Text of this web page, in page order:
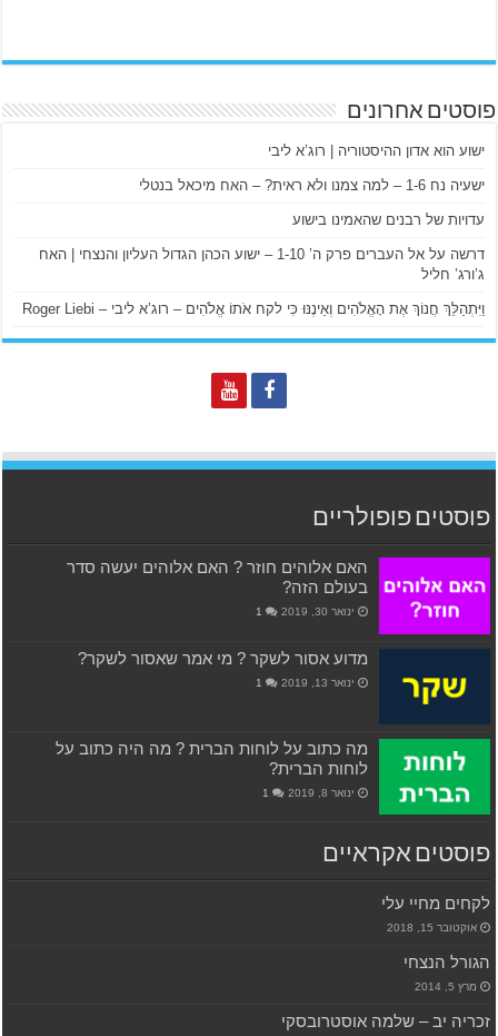
פוסטים אחרונים
ישוע הוא אדון ההיסטוריה | רוג’א ליבי
ישעיה נח 1-6 – למה צמנו ולא ראית? – האח מיכאל בנטלי
עדויות של רבנים שהאמינו בישוע
דרשה על אל העברים פרק ה’ 1-10 – ישוע הכהן הגדול העליון והנצחי | האח
ג’ורג’ חליל
וַיִּתְהַלֵּךְ חֲנוֹךְ אֶת הָאֱלֹהִים וְאֵינֶנּוּ כִּי לקח אֹתוֹ אֱלֹהִים – רוג’א ליבי – Roger Liebi
פוסטים פופולריים
האם אלוהים חוזר ? האם אלוהים יעשה סדר
בעולם הזה?
ינואר 30, 2019 1
מדוע אסור לשקר ? מי אמר שאסור לשקר?
ינואר 13, 2019 1
מה כתוב על לוחות הברית ? מה היה כתוב על
לוחות הברית?
ינואר 8, 2019 1
פוסטים אקראיים
לקחים מחיי עלי
אוקטובר 15, 2018
הגורל הנצחי
מרץ 5, 2014
זכריה יב – שלמה אוסטרובסקי